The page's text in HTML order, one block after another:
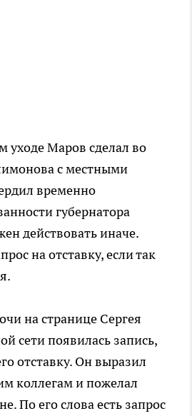
уходе Маров сделал во
с местными
временно
губернатора
действовать иначе.
на отставку, если так
на странице Сергея
сети появилась запись,
отставку. Он выразил
коллегам и пожелал
По его слова есть запрос